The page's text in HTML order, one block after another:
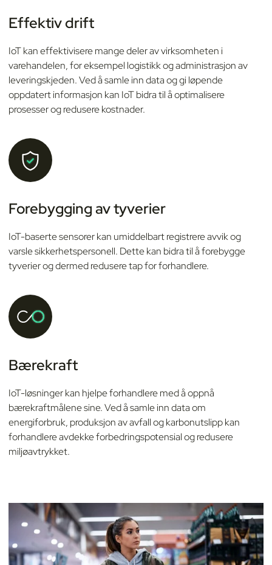
Effektiv drift
IoT kan effektivisere mange deler av virksomheten i
varehandelen, for eksempel logistikk og administrasjon av
leveringskjeden. Ved å samle inn data og gi løpende
oppdatert informasjon kan IoT bidra til å optimalisere
prosesser og redusere kostnader.
Forebygging av tyverier
IoT-baserte sensorer kan umiddelbart registrere avvik og
varsle sikkerhetspersonell. Dette kan bidra til å forebygge
tyverier og dermed redusere tap for forhandlere.
Bærekraft
IoT-løsninger kan hjelpe forhandlere med å oppnå
bærekraftmålene sine. Ved å samle inn data om
energiforbruk, produksjon av avfall og karbonutslipp kan
forhandlere avdekke forbedringspotensial og redusere
miljøavtrykket.